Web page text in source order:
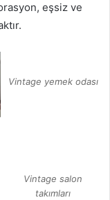
eşsiz ve
Vintage yemek odası
Vintage salon
takımları